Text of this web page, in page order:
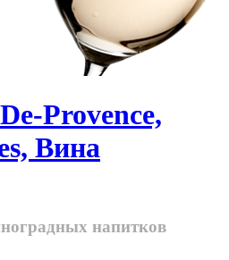
Provence,
Вина
напитков